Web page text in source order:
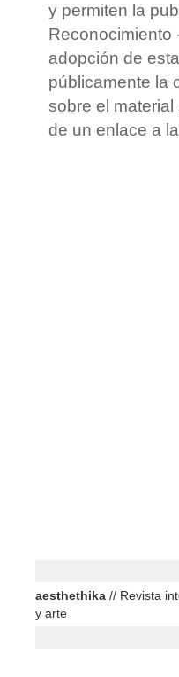
y permiten la
Reconocimiento
adopción de
públicamente la
sobre el
de un enlace a
aesthethika // Revista
y arte